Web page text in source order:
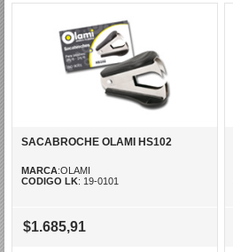
SACABROCHE OLAMI HS102
MARCA:OLAMI
CODIGO LK: 19-0101
$1.685,91